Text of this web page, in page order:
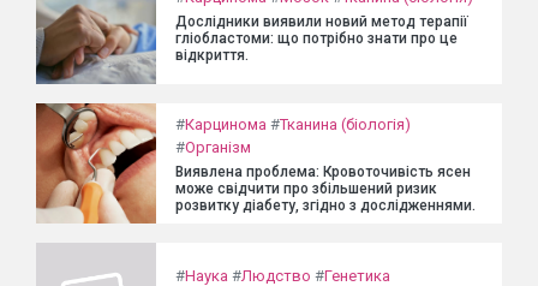
Дослідники виявили новий метод терапії
гліобластоми: що потрібно знати про це
відкриття.
#Карцинома #Тканина (біологія)
#Організм
Виявлена проблема: Кровоточивість ясен
може свідчити про збільшений ризик
розвитку діабету, згідно з дослідженнями.
#Наука #Людство #Генетика